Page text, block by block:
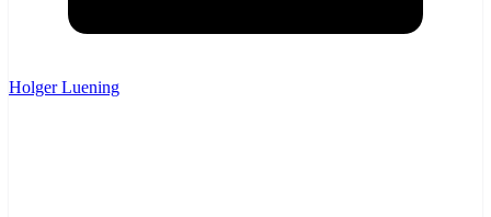
Holger Luening